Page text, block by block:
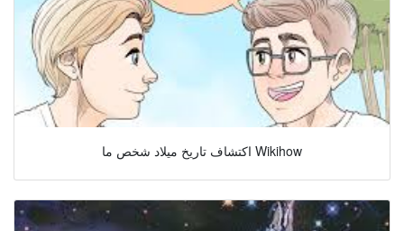
اكتشاف تاريخ ميلاد شخص ما Wikihow